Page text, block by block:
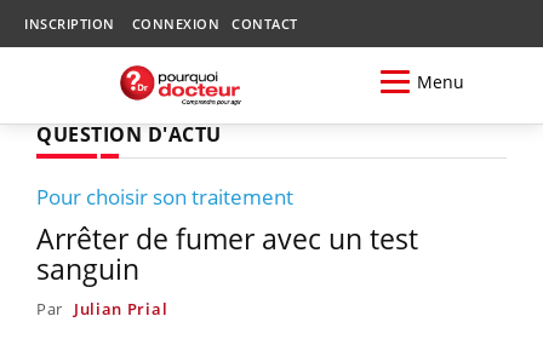
INSCRIPTION CONNEXION CONTACT
Menu
QUESTION D'ACTU
Pour choisir son traitement
Arrêter de fumer avec un test
sanguin
Par Julian Prial